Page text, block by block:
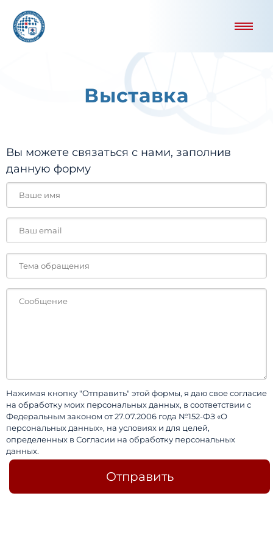
Выставка
Вы можете связаться с нами, заполнив
данную форму
Нажимая кнопку "Отправить" этой формы, я даю свое согласие
на обработку моих персональных данных, в соответствии с
Федеральным законом от 27.07.2006 года №152-ФЗ «О
персональных данных», на условиях и для целей,
определенных в Согласии на обработку персональных
данных.
Отправить